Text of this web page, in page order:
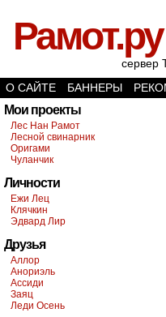
Рамот.ру
сервер
О САЙТЕ
БАННЕРЫ
Мои проекты
Лес Нан Рамот
Лесной свинарник
Оригами
Чуланчик
Личности
Ежи Лец
Клячкин
Эдвард Лир
Друзья
Аллор
Анориэль
Ассиди
Заяц
Леди Осень